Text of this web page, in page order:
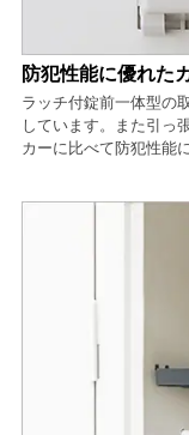
防犯性能に優れた
ラッチ付錠前一体型の
しています。また引っ
カーに比べて防犯性能